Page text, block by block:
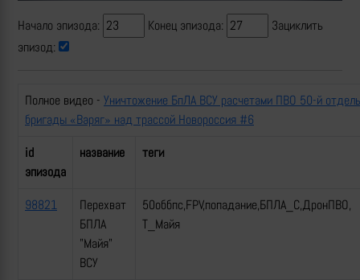
Начало эпизода: Конец эпизода:
Зациклить
эпизод:
Полное видео - Уничтожение БпЛА ВСУ расчетами ПВО 50-й
бригады «Варяг» над трассой Новороссия #6
id
эпизода
название теги
98821
Перехват
БПЛА
"Майя"
ВСУ
50оббпс,FPV,попадание,БПЛА_С,ДронПВО,
Т_Майя